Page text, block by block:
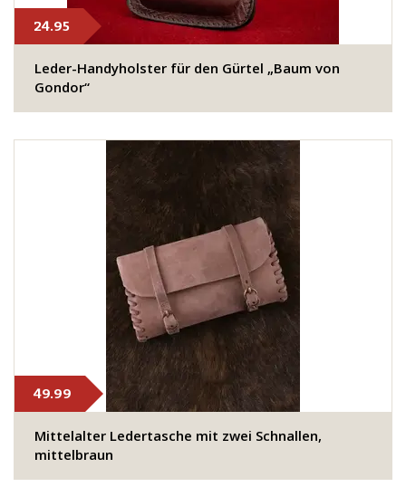
24.95
Leder-Handyholster für den Gürtel „Baum von
Gondor“
49.99
​Mittelalter Ledertasche mit zwei Schnallen,
mittelbraun